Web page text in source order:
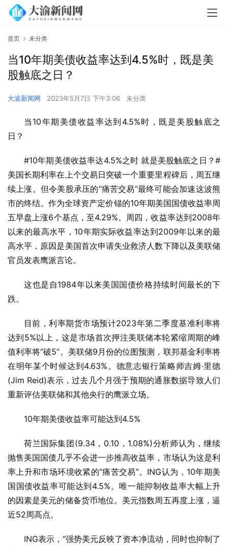
首页 未分类
当10年期美债收益率达到4.5%时，既是美
股触底之日？
大渝新闻网 2023年5月7日 下午3:06 未分类
当10年期美债收益率达到4.5%时，既是美股触底之
日？
#10年期美债收益率达4.5%之时 就是美股触底之日？#
美国长期利率在上个交易日突破一个重要里程碑后，周五继
续上涨。但令美股承压的“痛苦交易”最终可能会加速这波熊
市的终结。作为全球资产定价锚的10年期美国国债收益率周
五早盘上涨6个基点，至4.29%。周四，收益率达到2008年
以来的最高水平，10年期实际收益率达到2009年以来的最
高水平，原因是美国首次申请失业救济人数下降以及美联储
官员发表鹰派言论。
这也是自1984年以来美国国债价格持续时间最长的下
跌。
目前，利率期货市场预计2023年第二季度基准利率将
达到5%以上，这是市场首次押注美联储本轮紧缩周期的峰
值利率将“破5”。美联储9月份的位图预测，联邦基金利率将
在明年某个时候达到4.63%。德意志银行策略师吉姆·里德
(Jim Reid)表示，过去几个月强于预期的通胀数据导致人们
重新评估美联储和其他央行的鹰派立场。
10年期美债收益率可能达到4.5%
荷兰国际集团(9.34，0.10，1.08%)分析师认为，继续
抛售美国国债几乎不会进一步推高收益率，市场认为这是利
率上升和市场环境收紧的“痛苦交易”。ING认为，10年期美
国国债收益率可能达到4.5%。唯一能抑制收益率大幅上升
的因素是美元的储备货币地位。美元指数周五再度上涨，逼
近52周高点。
ING表示，“强势美元反映了资本净流动，同时也抑制了